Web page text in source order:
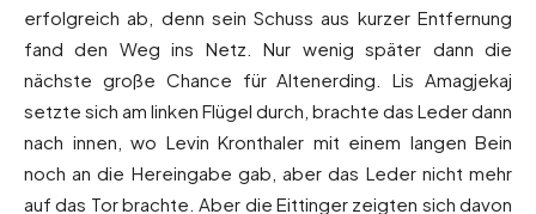
erfolgreich ab, denn sein Schuss aus kurzer Entfernung
fand den Weg ins Netz. Nur wenig später dann die
nächste große Chance für Altenerding. Lis Amagjekaj
setzte sich am linken Flügel durch, brachte das Leder dann
nach innen, wo Levin Kronthaler mit einem langen Bein
noch an die Hereingabe gab, aber das Leder nicht mehr
auf das Tor brachte. Aber die Eittinger zeigten sich davon